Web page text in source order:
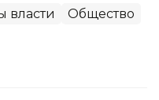
власти Общество